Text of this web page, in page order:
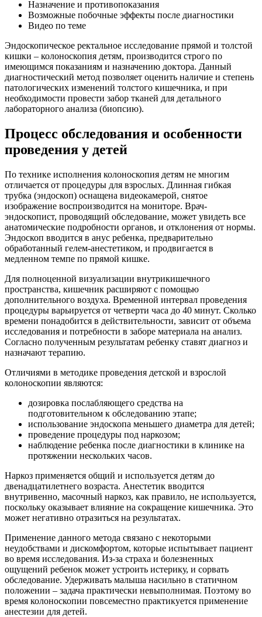
Назначение и противопоказания
Возможные побочные эффекты после диагностики
Видео по теме
Эндоскопическое ректальное исследование прямой и толстой
кишки – колоноскопия детям, производится строго по
имеющимся показаниям и назначению доктора. Данный
диагностический метод позволяет оценить наличие и степень
патологических изменений толстого кишечника, и при
необходимости провести забор тканей для детального
лабораторного анализа (биопсию).
Процесс обследования и особенности
проведения у детей
По технике исполнения колоноскопия детям не многим
отличается от процедуры для взрослых. Длинная гибкая
трубка (эндоскоп) оснащена видеокамерой, снятое
изображение воспроизводится на мониторе. Врач-
эндоскопист, проводящий обследование, может увидеть все
анатомические подробности органов, и отклонения от нормы.
Эндоскоп вводится в анус ребенка, предварительно
обработанный гелем-анестетиком, и продвигается в
медленном темпе по прямой кишке.
Для полноценной визуализации внутрикишечного
пространства, кишечник расширяют с помощью
дополнительного воздуха. Временной интервал проведения
процедуры варьируется от четверти часа до 40 минут. Сколько
времени понадобится в действительности, зависит от объема
исследования и потребности в заборе материала на анализ.
Согласно полученным результатам ребенку ставят диагноз и
назначают терапию.
Отличиями в методике проведения детской и взрослой
колоноскопии являются:
дозировка послабляющего средства на
подготовительном к обследованию этапе;
использование эндоскопа меньшего диаметра для детей;
проведение процедуры под наркозом;
наблюдение ребенка после диагностики в клинике на
протяжении нескольких часов.
Наркоз применяется общий и используется детям до
двенадцатилетнего возраста. Анестетик вводится
внутривенно, масочный наркоз, как правило, не используется,
поскольку оказывает влияние на сокращение кишечника. Это
может негативно отразиться на результатах.
Применение данного метода связано с некоторыми
неудобствами и дискомфортом, которые испытывает пациент
во время исследования. Из-за страха и болезненных
ощущений ребенок может устроить истерику, и сорвать
обследование. Удерживать малыша насильно в статичном
положении – задача практически невыполнимая. Поэтому во
время колоноскопии повсеместно практикуется применение
анестезии для детей.